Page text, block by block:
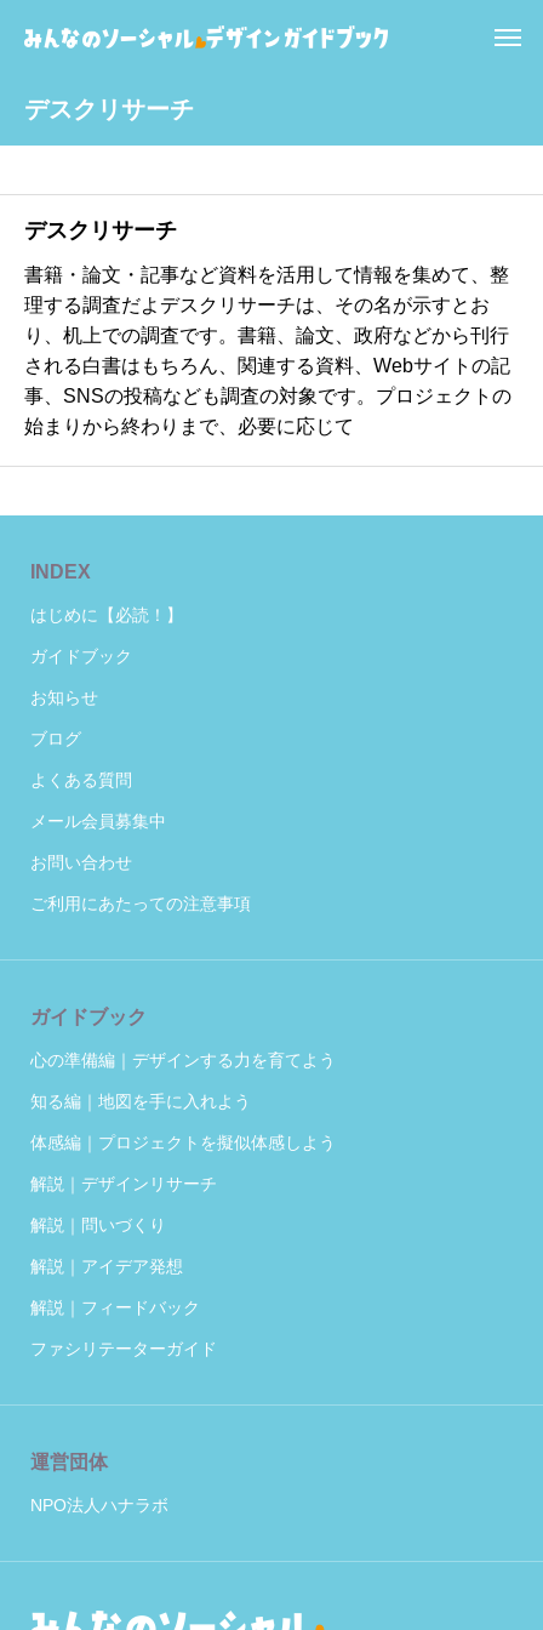
デスクリサーチ
デスクリサーチ
書籍・論文・記事など資料を活用して情報を集めて、整
理する調査だよデスクリサーチは、その名が示すとお
り、机上での調査です。書籍、論文、政府などから刊行
される白書はもちろん、関連する資料、Webサイトの記
事、SNSの投稿なども調査の対象です。プロジェクトの
始まりから終わりまで、必要に応じて
INDEX
はじめに【必読！】
ガイドブック
お知らせ
ブログ
よくある質問
メール会員募集中
お問い合わせ
ご利用にあたっての注意事項
ガイドブック
心の準備編｜デザインする力を育てよう
知る編｜地図を手に入れよう
体感編｜プロジェクトを擬似体感しよう
解説｜デザインリサーチ
解説｜問いづくり
解説｜アイデア発想
解説｜フィードバック
ファシリテーターガイド
運営団体
NPO法人ハナラボ